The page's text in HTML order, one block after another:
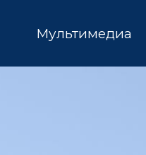
Мультимедиа